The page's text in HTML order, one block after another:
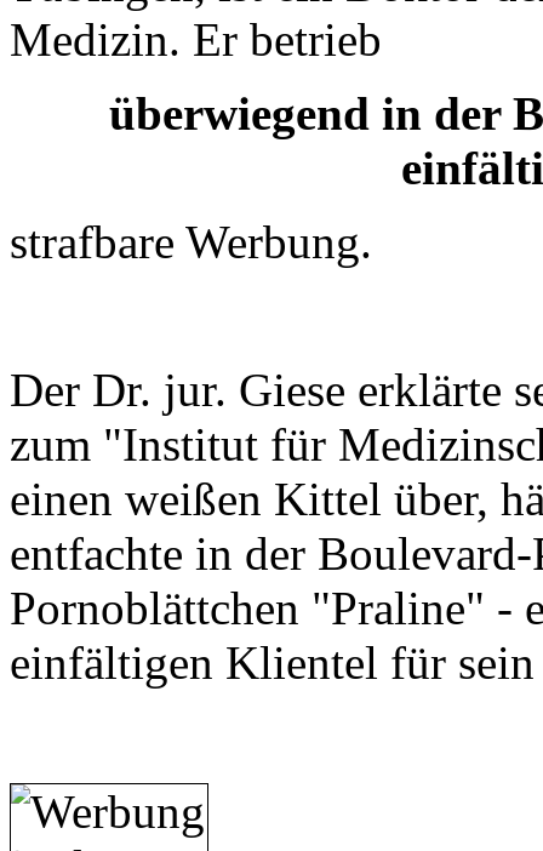
Medizin. Er betrieb
überwiegend in der
strafbare Werbung.
Der Dr. jur. Giese erklärte
zum "Institut für
einen weißen Kittel über,
entfachte in der Boulevard-
Pornoblättchen "Praline" -
einfältigen Klientel für